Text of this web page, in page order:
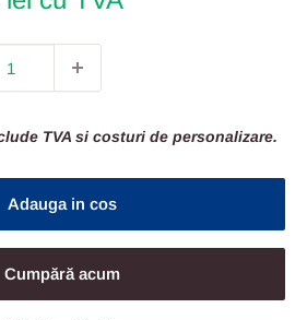
TVA si costuri de personalizare.
Adauga in cos
Cumpără acum